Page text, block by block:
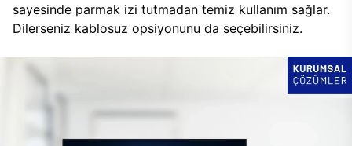
sayesinde parmak izi tutmadan temiz kullanım sağlar.
Dilerseniz kablosuz opsiyonunu da seçebilirsiniz.